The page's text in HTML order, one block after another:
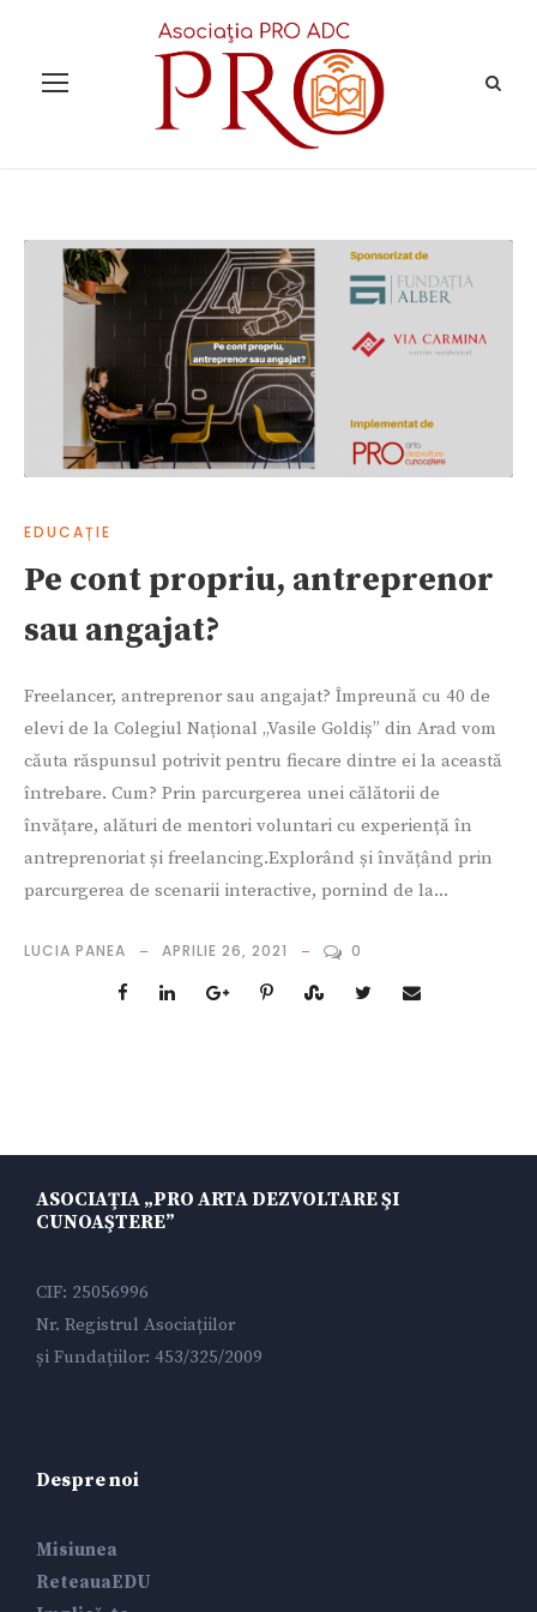
EDUCAȚIE
Pe cont propriu, antreprenor
sau angajat?
Freelancer, antreprenor sau angajat? Împreună cu 40 de
elevi de la Colegiul Național „Vasile Goldiș” din Arad vom
căuta răspunsul potrivit pentru fiecare dintre ei la această
întrebare. Cum? Prin parcurgerea unei călătorii de
învățare, alături de mentori voluntari cu experiență în
antreprenoriat și freelancing.Explorând și învățând prin
parcurgerea de scenarii interactive, pornind de la...
LUCIA PANEA APRILIE 26, 2021 0
ASOCIAŢIA „PRO ARTA DEZVOLTARE ŞI
CUNOAŞTERE”
CIF: 25056996
Nr. Registrul Asociațiilor
și Fundațiilor: 453/325/2009
Despre noi
Misiunea
ReteauaEDU